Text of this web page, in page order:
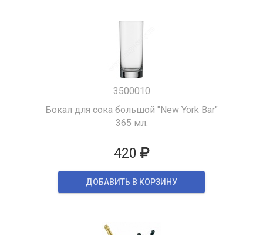
3500010
Бокал для сока большой "New York Bar"
365 мл.
420
ДОБАВИТЬ В КОРЗИНУ